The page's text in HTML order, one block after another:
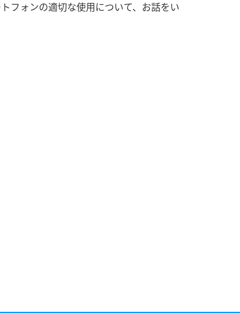
フォンの適切な使用について、お話をい